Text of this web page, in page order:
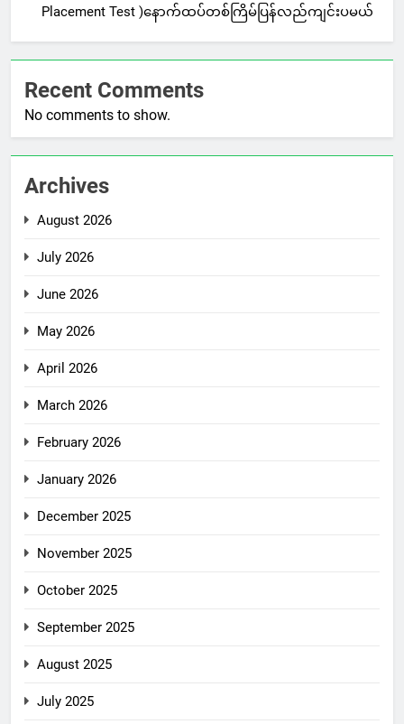
Placement Test )နောက်ထပ်တစ်ကြိမ်ပြန်လည်ကျင်းပမယ်
Recent Comments
No comments to show.
Archives
August 2026
July 2026
June 2026
May 2026
April 2026
March 2026
February 2026
January 2026
December 2025
November 2025
October 2025
September 2025
August 2025
July 2025